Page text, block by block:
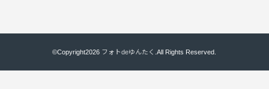
©Copyright2026 フォトdeゆんたく .All Rights Reserved.